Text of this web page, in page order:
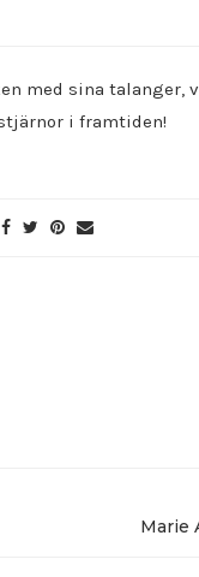
med sina talanger,
i framtiden!
Marie